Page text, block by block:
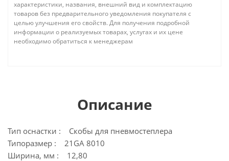
характеристики, названия, внешний вид и комплектацию
товаров без предварительного уведомления покупателя с
целью улучшения его свойств. Для получения подробной
информации о реализуемых товарах, услугах и их цене
необходимо обратиться к менеджерам
Описание
Тип оснастки : Скобы для пневмостеплера
Типоразмер : 21GA 8010
Ширина, мм : 12,80